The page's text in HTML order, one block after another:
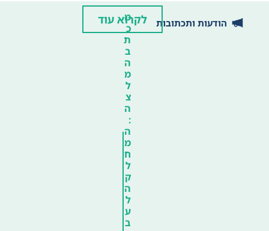
הודעות ותכתובות
מ
כ
ת
ב
ה
מ
ל
צ
ה
:
ה
מ
ח
ל
ק
ה
ל
ע
ב
לקרוא עוד